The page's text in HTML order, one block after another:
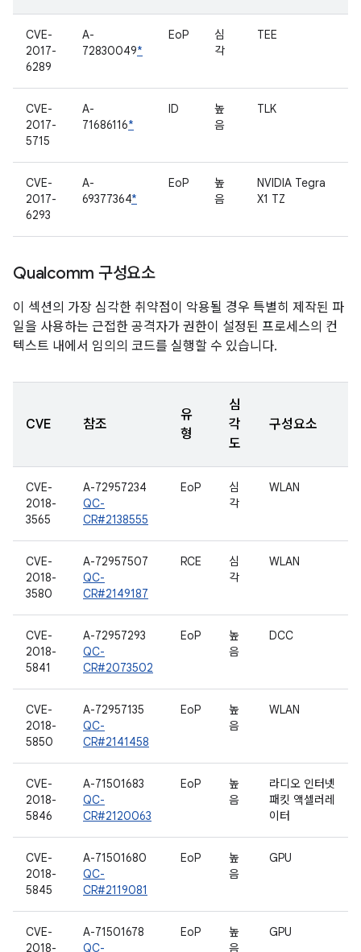
CVE-
2017-
6289
A-
72830049*
EoP
심
각
TEE
CVE-
2017-
5715
A-
71686116*
ID
높
음
TLK
CVE-
2017-
6293
A-
69377364*
EoP
높
음
NVIDIA Tegra
X1 TZ
Qualcomm 구성요소
이 섹션의 가장 심각한 취약점이 악용될 경우 특별히 제작된 파
일을 사용하는 근접한 공격자가 권한이 설정된 프로세스의 컨
텍스트 내에서 임의의 코드를 실행할 수 있습니다.
CVE 참조
유
형
심
각
도
구성요소
CVE-
2018-
3565
A-72957234
QC-
CR#2138555
EoP
심
각
WLAN
CVE-
2018-
3580
A-72957507
QC-
CR#2149187
RCE
심
각
WLAN
CVE-
2018-
5841
A-72957293
QC-
CR#2073502
EoP
높
음
DCC
CVE-
2018-
5850
A-72957135
QC-
CR#2141458
EoP
높
음
WLAN
CVE-
2018-
5846
A-71501683
QC-
CR#2120063
EoP
높
음
라디오 인터넷
패킷 액셀러레
이터
CVE-
2018-
5845
A-71501680
QC-
CR#2119081
EoP
높
음
GPU
CVE-
2018-
A-71501678
QC-
EoP
높
음
GPU